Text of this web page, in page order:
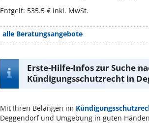
Entgelt: 535.5 € inkl. MwSt.
alle Beratungsangebote
Erste-Hilfe-Infos zur Suche
Kündigungsschutzrecht in
Mit Ihren Belangen im
Deggendorf und Umgebung in guten